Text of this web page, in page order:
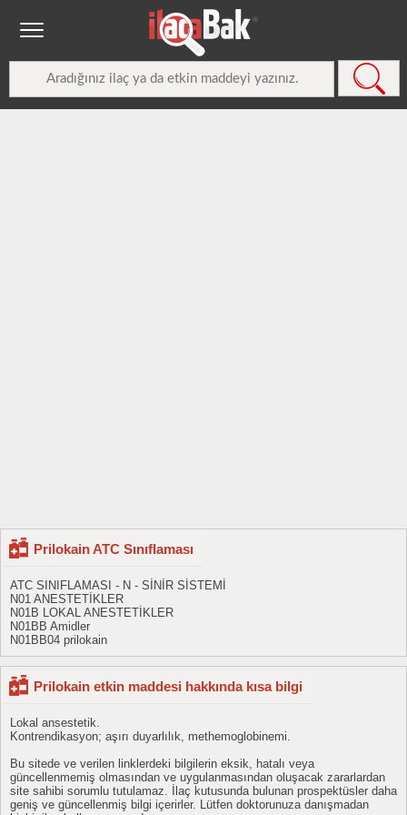
Prilokain ATC Sınıflaması
ATC SINIFLAMASI - N - SİNİR SİSTEMİ
N01 ANESTETİKLER
N01B LOKAL ANESTETİKLER
N01BB Amidler
N01BB04 prilokain
Prilokain etkin maddesi hakkında kısa bilgi
Lokal ansestetik.
Kontrendikasyon; aşırı duyarlılık, methemoglobinemi.
Bu sitede ve verilen linklerdeki bilgilerin eksik, hatalı veya
güncellenmemiş olmasından ve uygulanmasından oluşacak zararlardan
site sahibi sorumlu tutulamaz. İlaç kutusunda bulunan prospektüsler daha
geniş ve güncellenmiş bilgi içerirler. Lütfen doktorunuza danışmadan